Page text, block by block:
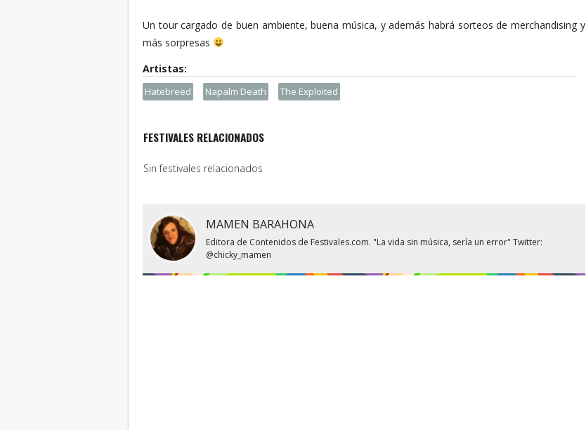
Un tour cargado de buen ambiente, buena música, y además habrá sorteos de merchandising y
más sorpresas
Hatebreed Napalm Death The Exploited
FESTIVALES RELACIONADOS
Sin festivales relacionados
MAMEN BARAHONA
Editora de Contenidos de Festivales.com. "La vida sin música, sería un error" Twitter:
@chicky_mamen